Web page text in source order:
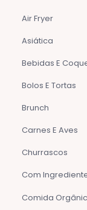
Air Fryer
Asiática
Bebidas E
Bolos E Tortas
Brunch
Carnes E Aves
Churrascos
Com
Comida